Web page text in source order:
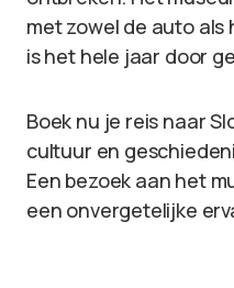
met zowel de auto
is het hele jaar door
Boek nu je reis naar
cultuur en
Een bezoek aan het
een onvergetelijke